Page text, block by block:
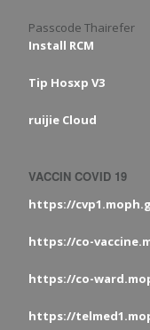
Passcode Thairefer
Install RCM
Tip Hosxp V3
ruijie Cloud
VACCIN COVID 19
https://
https://co-
https://co-
https://